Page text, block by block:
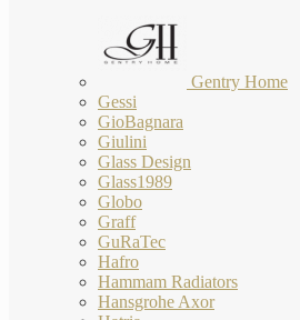
Gentry Home
Gessi
GioBagnara
Giulini
Glass Design
Glass1989
Globo
Graff
GuRaTec
Hafro
Hammam Radiators
Hansgrohe Axor